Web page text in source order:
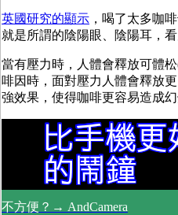
英國研究的顯示 ，喝了太多咖
就是所謂的陰陽眼、陰陽耳，
當有壓力時，人體會釋放可體
啡因時，面對壓力人體會釋放
強效果，使得咖啡更容易造成幻
不方便？→ AndCamera